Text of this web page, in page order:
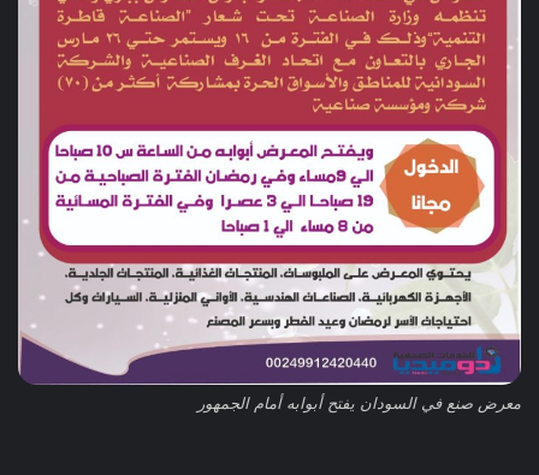
معرض صنع في السودان يفتح أبوابه أمام الجمهور